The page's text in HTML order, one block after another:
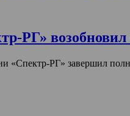
РГ» возобновил
«Спектр-РГ» завершил